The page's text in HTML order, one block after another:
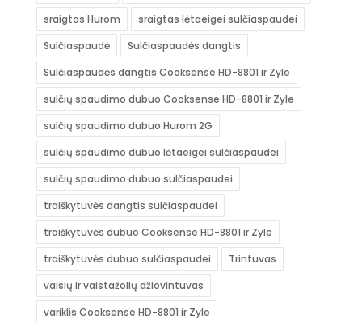
sraigtas Hurom
sraigtas lėtaeigei sulčiaspaudei
Sulčiaspaudė
Sulčiaspaudės dangtis
Sulčiaspaudės dangtis Cooksense HD-8801 ir Zyle
sulčių spaudimo dubuo Cooksense HD-8801 ir Zyle
sulčių spaudimo dubuo Hurom 2G
sulčių spaudimo dubuo lėtaeigei sulčiaspaudei
sulčių spaudimo dubuo sulčiaspaudei
traiškytuvės dangtis sulčiaspaudei
traiškytuvės dubuo Cooksense HD-8801 ir Zyle
traiškytuvės dubuo sulčiaspaudei
Trintuvas
vaisių ir vaistažolių džiovintuvas
variklis Cooksense HD-8801 ir Zyle